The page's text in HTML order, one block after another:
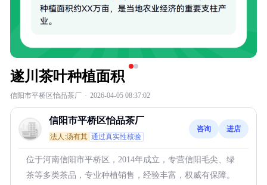
遂川茶叶种植面积
信阳市平桥区怡品茶厂 · 2026-04-05 08:37:02
信阳市平桥区怡品茶厂
法人:汤有其 通过真实性核验
咨询 进店
位于河南信阳市平桥区，2014年成立，专营信阳毛尖、绿
茶等多类茶品，专业种植销售，经验丰富，权威有保障。